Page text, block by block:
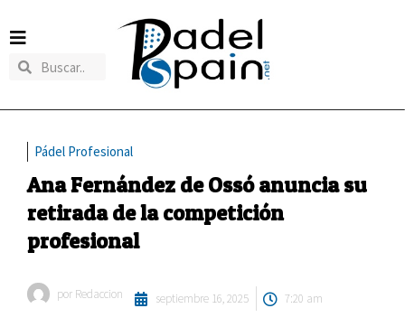
Pádel Profesional
Ana Fernández de Ossó anuncia su
retirada de la competición
profesional
por Redaccion septiembre 16, 2025 7:20 am